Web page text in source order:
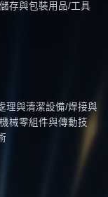
存與包裝用品/工具
理與清潔設備/焊接與
械零組件與傳動技